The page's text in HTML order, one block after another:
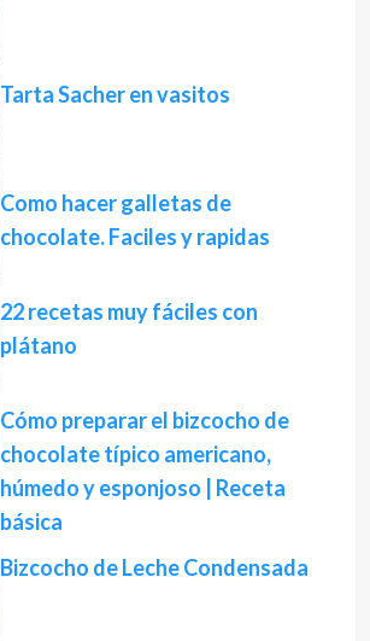
Tarta Sacher en vasitos
Como hacer galletas de
chocolate. Faciles y rapidas
22 recetas muy fáciles con
plátano
Cómo preparar el bizcocho de
chocolate típico americano,
húmedo y esponjoso | Receta
básica
Bizcocho de Leche Condensada